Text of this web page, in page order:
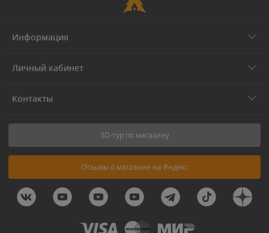
Информация
Личный кабинет
Контакты
3D-тур по магазину
Отзывы о магазине на Яндекс